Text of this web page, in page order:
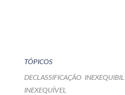
TÓPICOS
DECLASSIFICAÇÃO
INEXEQUÍVEL